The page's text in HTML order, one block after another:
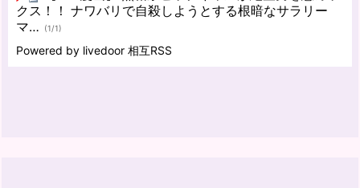
クス！！ ナワバリで自殺しようとする根暗なサラリー
マ…
(1/1)
Powered by livedoor 相互RSS